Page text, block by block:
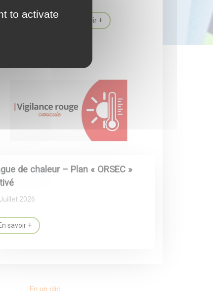
En savoir +
de chaleur – Plan « ORSEC »
2026
savoir +
En un clic
to activate